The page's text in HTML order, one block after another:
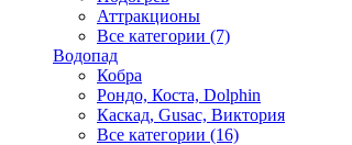
Аттракционы
Все категории (7)
Водопад
Кобра
Рондо, Коста, Dolphin
Каскад, Gusac, Виктория
Все категории (16)